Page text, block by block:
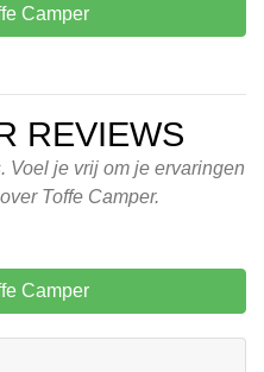
Camper
REVIEWS
Voel je vrij om je ervaringen
Toffe Camper.
Camper